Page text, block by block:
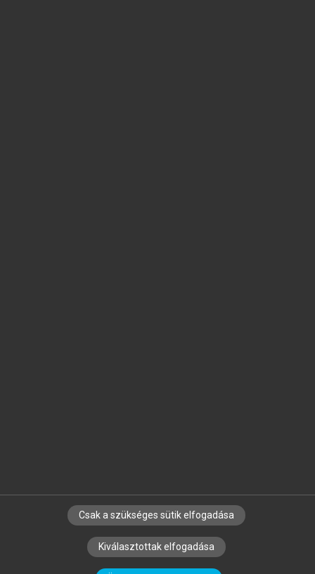
SZERZŐKNEK CÉGEKNEK KÖNYVTÁROSOKNAK
SZERKESZTÉSI ÉS LEKTORÁLÁSI ALAPELVEK
Csak a szükséges sütik elfogadása
Kiválasztottak elfogadása